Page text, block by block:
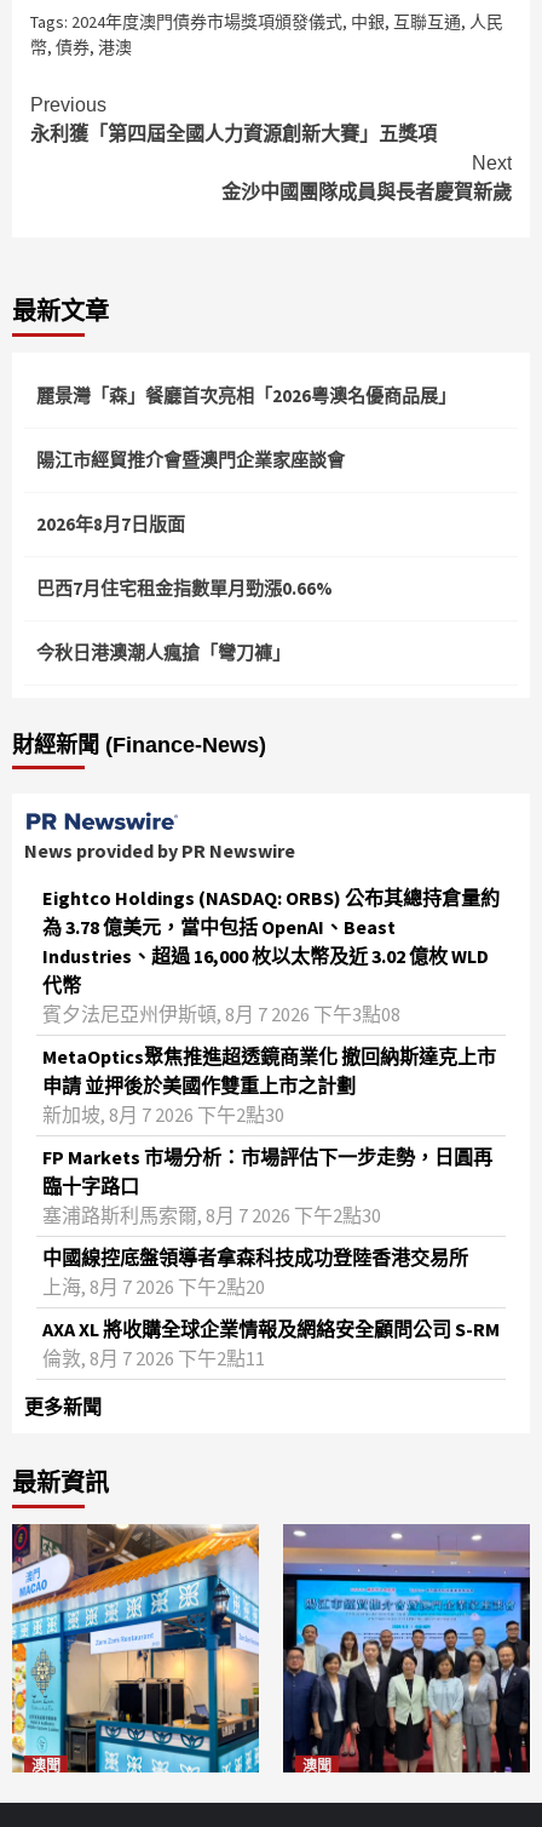
Tags: 2024年度澳門債券市場獎項頒發儀式, 中銀, 互聯互通, 人民
幣, 債券, 港澳
Continue
Reading
Previous
永利獲「第四屆全國人力資源創新大賽」五獎項
Next
金沙中國團隊成員與長者慶賀新歲
最新文章
麗景灣「森」餐廳首次亮相「2026粵澳名優商品展」
陽江市經貿推介會暨澳門企業家座談會
2026年8月7日版面
巴西7月住宅租金指數單月勁漲0.66%
今秋日港澳潮人瘋搶「彎刀褲」
財經新聞 (Finance-News)
News provided by PR Newswire
Eightco Holdings (NASDAQ: ORBS) 公布其總持倉量約
為 3.78 億美元，當中包括 OpenAI、Beast
Industries、超過 16,000 枚以太幣及近 3.02 億枚 WLD
代幣
賓夕法尼亞州伊斯頓, 8月 7 2026 下午3點08
MetaOptics聚焦推進超透鏡商業化 撤回納斯達克上市
申請 並押後於美國作雙重上市之計劃
新加坡, 8月 7 2026 下午2點30
FP Markets 市場分析：市場評估下一步走勢，日圓再
臨十字路口
塞浦路斯利馬索爾, 8月 7 2026 下午2點30
中國線控底盤領導者拿森科技成功登陸香港交易所
上海, 8月 7 2026 下午2點20
AXA XL 將收購全球企業情報及網絡安全顧問公司 S-RM
倫敦, 8月 7 2026 下午2點11
更多新聞
最新資訊
澳聞 澳聞